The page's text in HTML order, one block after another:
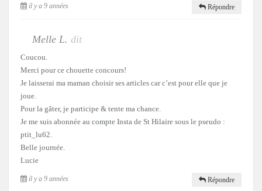
il y a 9 années Répondre
Melle L. dit
Coucou.
Merci pour ce chouette concours!
Je laisserai ma maman choisir ses articles car c’est pour elle que je
joue.
Pour la gâter, je participe & tente ma chance.
Je me suis abonnée au compte Insta de St Hilaire sous le pseudo :
ptit_lu62.
Belle journée.
Lucie
il y a 9 années Répondre